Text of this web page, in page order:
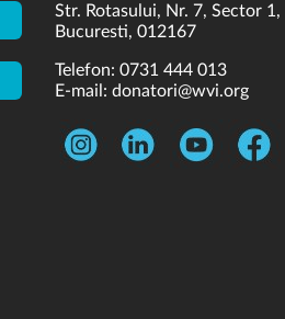
Str. Rotasului, Nr. 7, Sector 1,
Bucuresti, 012167
Telefon: 0731 444 013
E-mail: donatori@wvi.org